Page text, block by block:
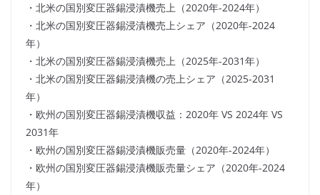
・北米の国別変圧器錫浸漬機売上（2020年-2024年）
・北米の国別変圧器錫浸漬機売上シェア（2020年-2024
年）
・北米の国別変圧器錫浸漬機売上（2025年-2031年）
・北米の国別変圧器錫浸漬機の売上シェア（2025-2031
年）
・欧州の国別変圧器錫浸漬機収益：2020年 VS 2024年 VS
2031年
・欧州の国別変圧器錫浸漬機販売量（2020年-2024年）
・欧州の国別変圧器錫浸漬機販売量シェア（2020年-2024
年）